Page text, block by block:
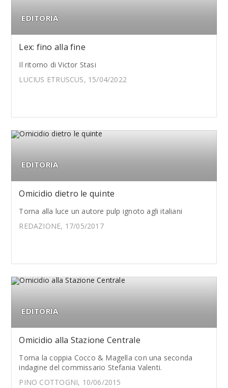
EDITORIA
Lex: fino alla fine
Il ritorno di Victor Stasi
LUCIUS ETRUSCUS, 15/04/2022
EDITORIA
Omicidio dietro le quinte
Torna alla luce un autore pulp ignoto agli italiani
REDAZIONE, 17/05/2017
EDITORIA
Omicidio alla Stazione Centrale
Torna la coppia Cocco & Magella con una seconda
indagine del commissario Stefania Valenti.
PINO COTTOGNI, 10/06/2015